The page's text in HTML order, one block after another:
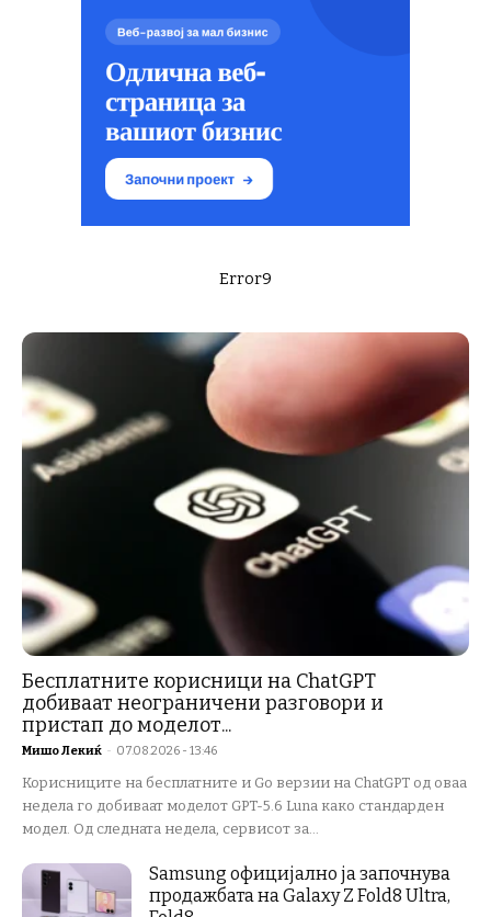
Error9
Бесплатните корисници на ChatGPT
добиваат неограничени разговори и
пристап до моделот...
Мишо Лекиќ - 07.08.2026 - 13:46
Корисниците на бесплатните и Go верзии на ChatGPT од оваа
недела го добиваат моделот GPT-5.6 Luna како стандарден
модел. Од следната недела, сервисот за...
Samsung официјално ја започнува
продажбата на Galaxy Z Fold8 Ultra,